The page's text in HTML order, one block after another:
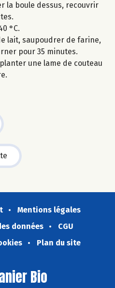
la boule dessus, recouvrir
°C.
lait, saupoudrer de farine,
pour 35 minutes.
une lame de couteau
Mentions légales
données
CGU
Plan du site
Bio